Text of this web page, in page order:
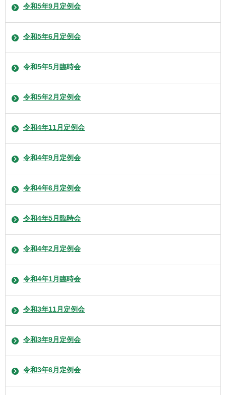
令和5年9月定例会
令和5年6月定例会
令和5年5月臨時会
令和5年2月定例会
令和4年11月定例会
令和4年9月定例会
令和4年6月定例会
令和4年5月臨時会
令和4年2月定例会
令和4年1月臨時会
令和3年11月定例会
令和3年9月定例会
令和3年6月定例会